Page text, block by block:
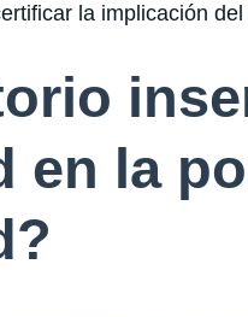
la implicación
en la